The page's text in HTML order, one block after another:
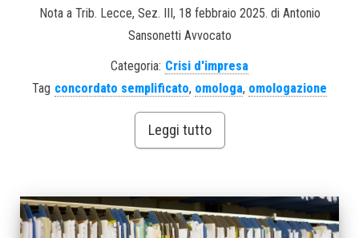
Nota a Trib. Lecce, Sez. III, 18 febbraio 2025. di Antonio
Sansonetti Avvocato
Categoria: Crisi d'impresa
Tag concordato semplificato, omologa, omologazione
Leggi tutto